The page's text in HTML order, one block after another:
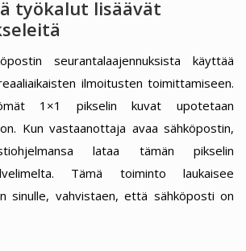
työkalut lisäävät
seurantalaajennuksista käyttää
ilmoitusten toimittamiseen.
1×1 pikselin kuvat upotetaan
Kun vastaanottaja avaa sähköpostin,
lataa tämän pikselin
Tämä toiminto laukaisee
sinulle, vahvistaen, että sähköposti on